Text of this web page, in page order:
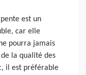
est un
car elle
pourra jamais
la qualité des
il est préférable